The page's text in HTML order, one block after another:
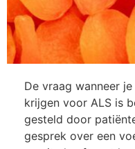
De vraag wanneer
krijgen voor ALS is
gesteld door
gesprek over een